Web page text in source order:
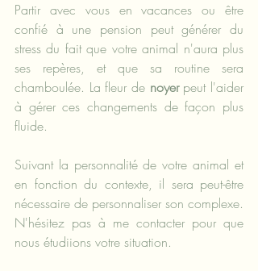
Partir avec vous en vacances ou être
confié à une pension peut générer du
stress du fait que votre animal n'aura plus
ses repères, et que sa routine sera
chamboulée. La fleur de noyer peut l'aider
à gérer ces changements de façon plus
fluide.
Suivant la personnalité de votre animal et
en fonction du contexte, il sera peut-être
nécessaire de personnaliser son complexe.
N'hésitez pas à me contacter pour que
nous étudiions votre situation.